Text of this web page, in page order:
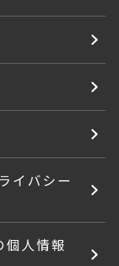
イバシー
個人情報